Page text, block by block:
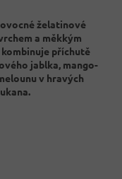
želatinové
a měkkým
příchutě
jablka, mango-
v hravých